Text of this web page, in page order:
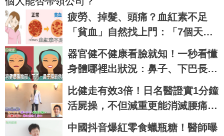
疲勞、掉髮、頭痛？血紅素不足
「貧血」自然找上門：「7個天然
方法」跟著做，杜絕貧血只要一種
水果！
器官健不健康看臉就知！一秒看懂
身體哪裡出狀況：鼻子、下巴長痘
最致命｜每日健康 Health
比健走有效3倍！日名醫證實1分鐘
活屍操，不但減重更能消滅腰痛、
保護心血管｜每日健康 Health
中國抖音爆紅零食蠟瓶糖！醫師曝